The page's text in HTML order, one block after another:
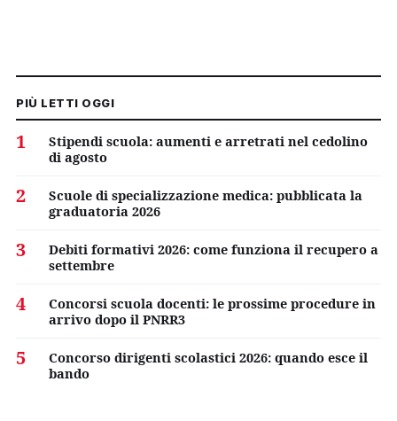
PIÙ LETTI OGGI
1
Stipendi scuola: aumenti e arretrati nel cedolino
di agosto
2
Scuole di specializzazione medica: pubblicata la
graduatoria 2026
3
Debiti formativi 2026: come funziona il recupero a
settembre
4
Concorsi scuola docenti: le prossime procedure in
arrivo dopo il PNRR3
5
Concorso dirigenti scolastici 2026: quando esce il
bando